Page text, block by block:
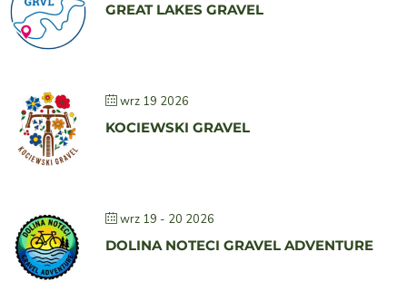
GREAT LAKES GRAVEL
wrz 19 2026
KOCIEWSKI GRAVEL
wrz 19 - 20 2026
DOLINA NOTECI GRAVEL ADVENTURE